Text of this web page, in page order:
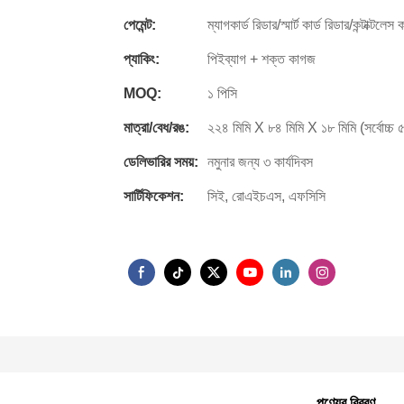
পেমেন্ট: ম্যাগকার্ড রিডার/স্মার্ট কার্ড রিডার/কন্টাক্টলেস
প্যাকিং: পিইব্যাগ + শক্ত কাগজ
MOQ: ১ পিসি
মাত্রা/বেধ/রঙ: ২২৪ মিমি X ৮৪ মিমি X ১৮ মিমি (সর্বোচ্চ
ডেলিভারির সময়: নমুনার জন্য ৩ কার্যদিবস
সার্টিফিকেশন: সিই, রোএইচএস, এফসিসি